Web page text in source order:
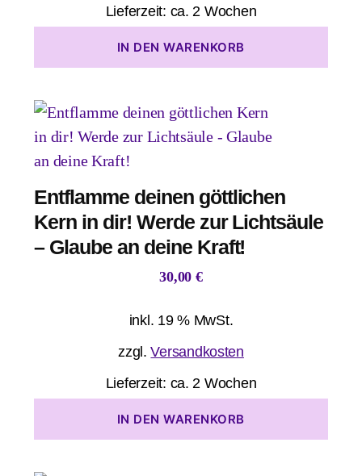
Lieferzeit: ca. 2 Wochen
IN DEN WARENKORB
Entflamme deinen göttlichen
Kern in dir! Werde zur Lichtsäule
– Glaube an deine Kraft!
30,00 €
inkl. 19 % MwSt.
zzgl.Versandkosten
Lieferzeit: ca. 2 Wochen
IN DEN WARENKORB